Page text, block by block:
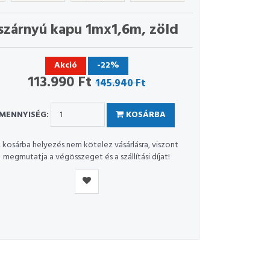
kapu 1mx1,6m, zöld
Akció -22%
113.990 Ft145.940 Ft
KOSÁRBA
kosárba helyezés nem kötelez vásárlásra, viszont
megmutatja a végösszeget és a szállítási díjat!